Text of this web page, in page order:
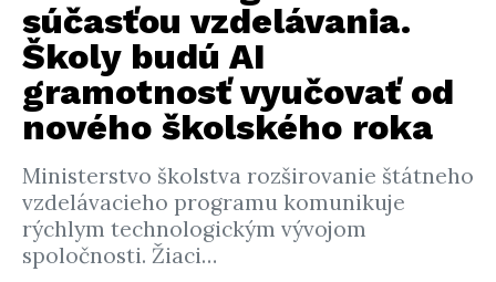
súčasťou vzdelávania.
Školy budú AI
gramotnosť vyučovať od
nového školského roka
Ministerstvo školstva rozširovanie štátneho
vzdelávacieho programu komunikuje
rýchlym technologickým vývojom
spoločnosti. Žiaci…